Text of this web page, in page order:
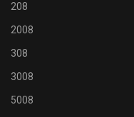
208
2008
308
3008
5008